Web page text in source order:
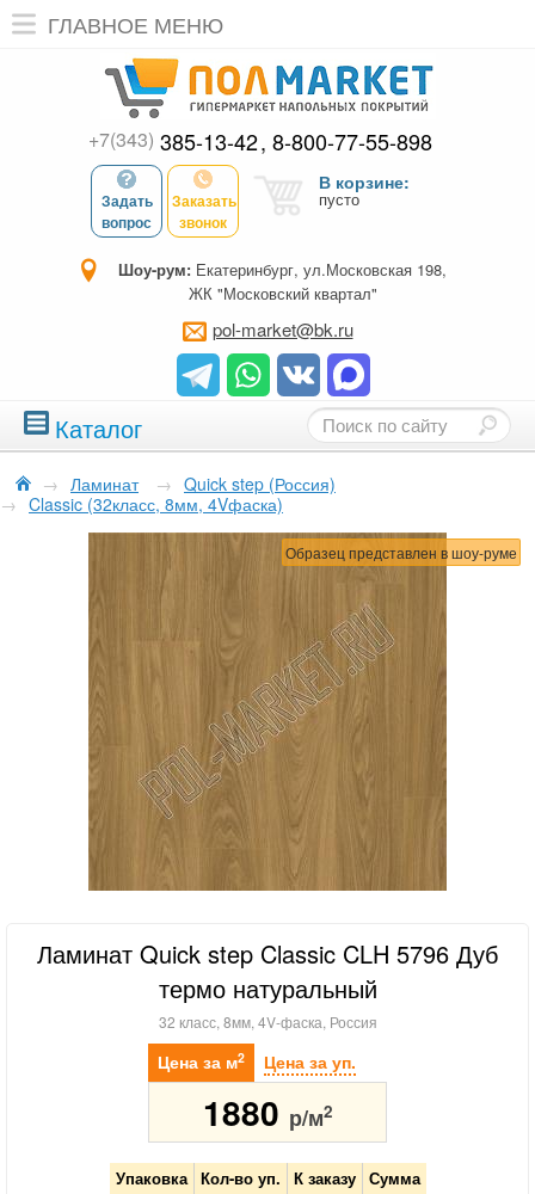
ГЛАВНОЕ МЕНЮ
+7(343) 385-13-42 8-800-77-55-898
Задать
вопрос
Заказать
звонок
В корзине:
пусто
Шоу-рум: Екатеринбург, ул.Московская 198,
ЖК "Московский квартал"
pol-market@bk.ru
Каталог
→ Ламинат → Quick step (Россия)
→ Classic (32класс, 8мм, 4Vфаска)
Образец представлен в шоу-руме
Ламинат Quick step Classic CLH 5796 Дуб
термо натуральный
32 класс, 8мм, 4V-фаска, Россия
Цена за м2 Цена за уп.
1880 р/м2
Упаковка Кол-во уп. К заказу
Сумма